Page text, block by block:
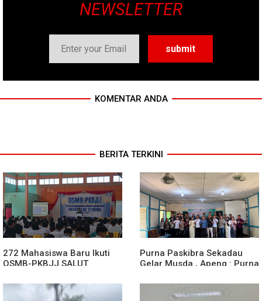
NEWSLETTER
KOMENTAR ANDA
BERITA TERKINI
272 Mahasiswa Baru Ikuti
OSMB-PKBJJ SALUT
Purna Paskibra Sekadau
Gelar Musda , Apeng : Purna
Agen Terdepan Menjaga
Persatuan Dan Kesatuan